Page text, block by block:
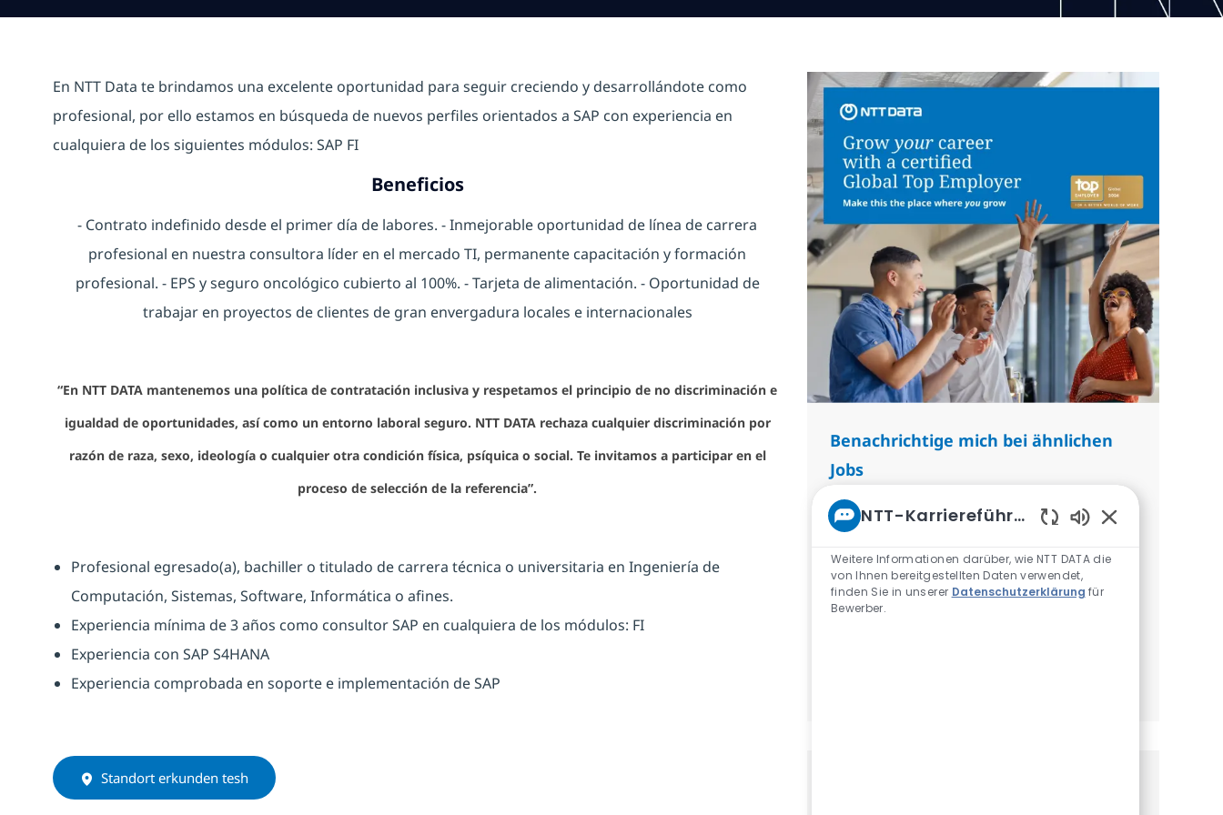
En NTT Data te brindamos una excelente oportunidad para seguir creciendo y desarrollándote como
profesional, por ello estamos en búsqueda de nuevos perfiles orientados a SAP con experiencia en
cualquiera de los siguientes módulos: SAP FI
Beneficios
- Contrato indefinido desde el primer día de labores. - Inmejorable oportunidad de línea de carrera
profesional en nuestra consultora líder en el mercado TI, permanente capacitación y formación
profesional. - EPS y seguro oncológico cubierto al 100%. - Tarjeta de alimentación. - Oportunidad de
trabajar en proyectos de clientes de gran envergadura locales e internacionales
“En NTT DATA mantenemos una política de contratación inclusiva y respetamos el principio de no discriminación e
igualdad de oportunidades, así como un entorno laboral seguro. NTT DATA rechaza cualquier discriminación por
razón de raza, sexo, ideología o cualquier otra condición física, psíquica o social. Te invitamos a participar en el
proceso de selección de la referencia”.
Profesional egresado(a), bachiller o titulado de carrera técnica o universitaria en Ingeniería de
Computación, Sistemas, Software, Informática o afines.
Experiencia mínima de 3 años como consultor SAP en cualquiera de los módulos: FI
Experiencia con SAP S4HANA
Experiencia comprobada en soporte e implementación de SAP
Standort erkunden tesh
Benachrichtige mich bei ähnlichen
Jobs
E-Mail-Adresse eingeben (erforderlich)
Erforderlich
Überprüfen und akzeptieren Sie die
NTT-Karriereführer
Weitere Informationen darüber, wie NTT DATA die
von Ihnen bereitgestellten Daten verwendet,
finden Sie in unserer Datenschutzerklärung für
Bewerber.